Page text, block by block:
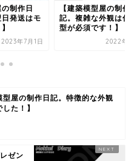
型屋の制作日
な外観は住宅模
です！】
2022年7月1日
【建築模型屋
記。平面図と
りだけ！住宅
型屋の制作日記。特徴的な外観
た！】
ゼン